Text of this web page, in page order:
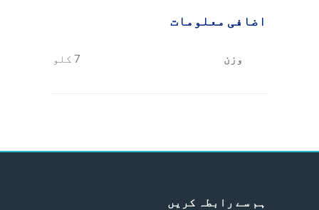
اضافی معلومات
وزن 7 کلو
ہم سے رابطہ کریں